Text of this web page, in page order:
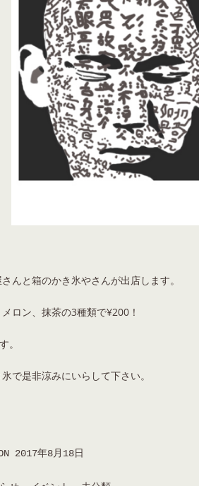
んと箱のかき氷やさんが出店します。
ロン、抹茶の3種類で¥200！
。
で是非涼みにいらして下さい。
2017年8月18日